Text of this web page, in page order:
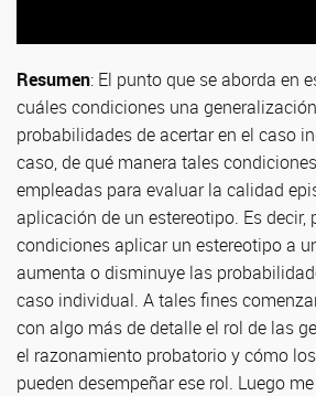
Resumen: El punto que se aborda en
cuáles condiciones una
probabilidades de acertar en el caso
caso, de qué manera tales
empleadas para evaluar la calidad
aplicación de un estereotipo. Es decir,
condiciones aplicar un estereotipo a
aumenta o disminuye las
caso individual. A tales fines
con algo más de detalle el rol de las
el razonamiento probatorio y cómo
pueden desempeñar ese rol. Luego